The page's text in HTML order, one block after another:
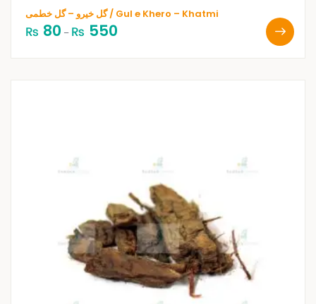
گل خیرو – گل خطمی / Gul e Khero – Khatmi
₨ 80 – ₨ 550